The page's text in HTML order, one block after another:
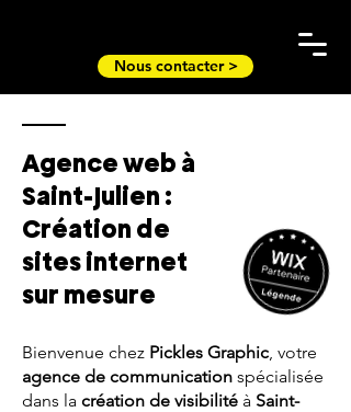
Nous contacter >
Agence web à
Saint-Julien :
Création de
sites internet
sur mesure
Bienvenue chez Pickles Graphic, votre
agence de communication spécialisée
dans la création de visibilité à Saint-